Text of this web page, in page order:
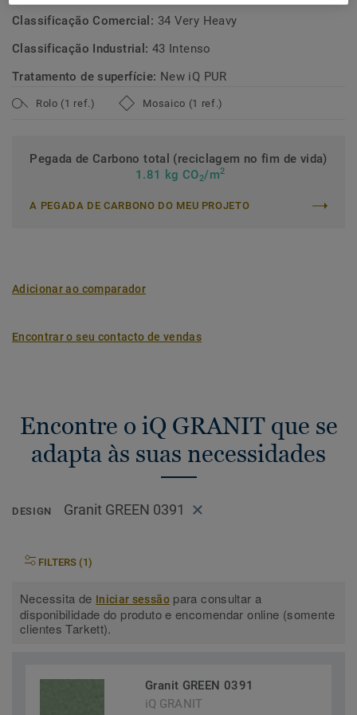
Classificação Comercial: 34 Very Heavy
Classificação Industrial: 43 Intenso
Tratamento de superfície: New iQ PUR
Rolo (1 ref.) Mosaico (1 ref.)
Pegada de Carbono total (reciclagem no fim de vida)
1.81 kg CO2/m2
A PEGADA DE CARBONO DO MEU PROJETO
Adicionar ao comparador
Encontrar o seu contacto de vendas
Encontre o iQ GRANIT que se
adapta às suas necessidades
DESIGN Granit GREEN 0391
FILTERS (1)
Necessita de Iniciar sessãopara consultar a
disponibilidade do produto e encomendar online (somente
clientes Tarkett).
Granit GREEN 0391
iQ GRANIT